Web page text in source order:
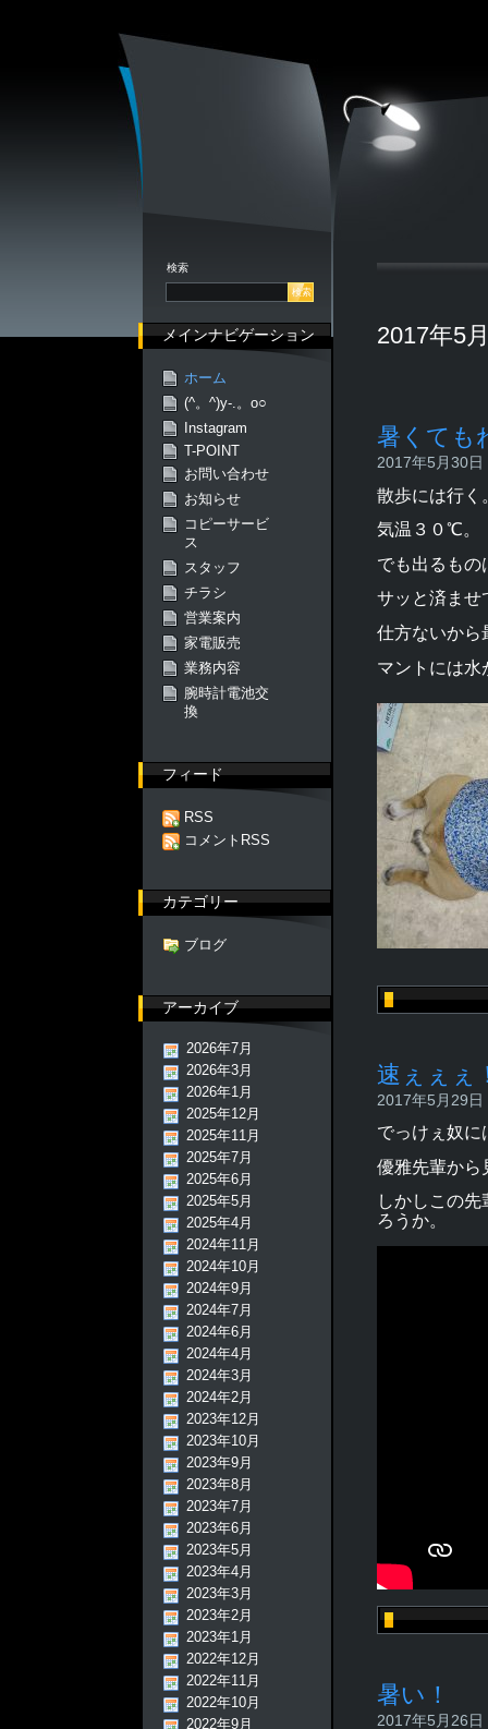
2017年5
暑くても
2017年5月30
散歩には行く
気温３０℃。
でも出るもの
サッと済ませ
仕方ないから
マントには水
速ぇぇぇ
2017年5月29
でっけぇ奴に
優雅先輩から
しかしこの
ろうか。
暑い！
2017年5月26
検索
メインナビゲーション
ホーム
(^。^)y-.。o○
Instagram
T-POINT
お問い合わせ
お知らせ
コピーサービ
ス
スタッフ
チラシ
営業案内
家電販売
業務内容
腕時計電池交
換
フィード
RSS
コメントRSS
カテゴリー
ブログ
アーカイブ
2026年7月
2026年3月
2026年1月
2025年12月
2025年11月
2025年7月
2025年6月
2025年5月
2025年4月
2024年11月
2024年10月
2024年9月
2024年7月
2024年6月
2024年4月
2024年3月
2024年2月
2023年12月
2023年10月
2023年9月
2023年8月
2023年7月
2023年6月
2023年5月
2023年4月
2023年3月
2023年2月
2023年1月
2022年12月
2022年11月
2022年10月
2022年9月